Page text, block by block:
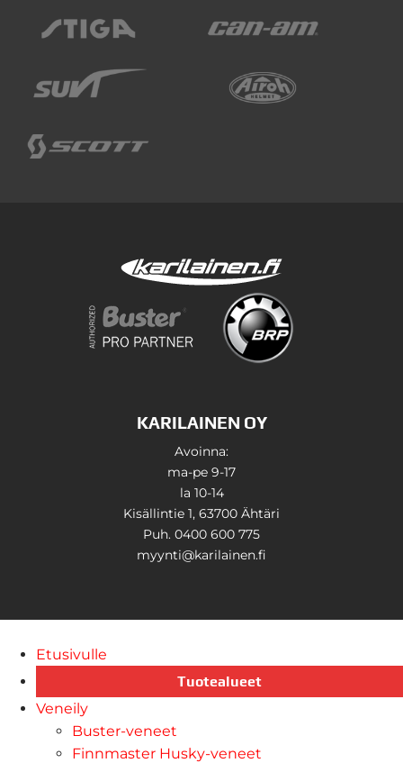
KARILAINEN OY
Avoinna:
ma-pe 9-17
la 10-14
Kisällintie 1, 63700 Ähtäri
Puh. 0400 600 775
myynti@karilainen.fi
Etusivulle
Tuotealueet
Veneily
Buster-veneet
Finnmaster Husky-veneet